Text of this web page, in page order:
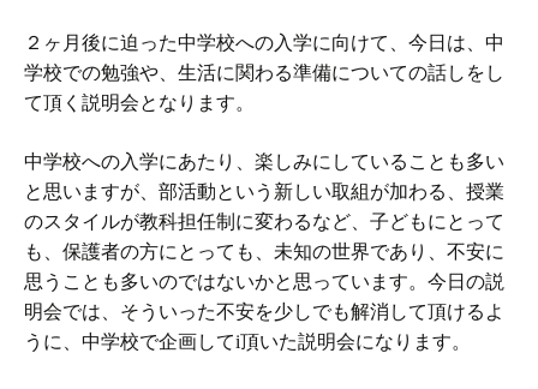
２ヶ月後に迫った中学校への入学に向けて、今日は、中
学校での勉強や、生活に関わる準備についての話しをし
て頂く説明会となります。
中学校への入学にあたり、楽しみにしていることも多い
と思いますが、部活動という新しい取組が加わる、授業
のスタイルが教科担任制に変わるなど、子どもにとって
も、保護者の方にとっても、未知の世界であり、不安に
思うことも多いのではないかと思っています。今日の説
明会では、そういった不安を少しでも解消して頂けるよ
うに、中学校で企画してi頂いた説明会になります。